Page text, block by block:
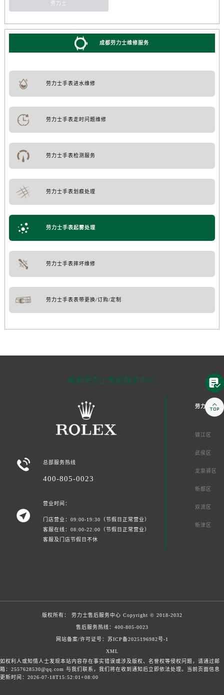
劳力士
成都劳力士维修服务
劳力士手表进水维修
劳力士手表走时问题维修
劳力士手表检测服务
劳力士手表划痕处理
劳力士手表起雾处理
劳力士手表摔坏维修
劳力士手表表带更换/订购/定制
成都劳力士售后服务中心
 总部服务热线
400-805-0023

营业时间：
门店营业：09:00-19:30（节假日正常营业）
客服在线：08:00-22:00（节假日正常营业）
客服及门店节假日不休
劳力士成都
锦江区
武侯区
龙泉驿区
新都区
双流区
新津区
版权所有： 劳力士售后服务中心 Copyright © 2018-2032
售后服务热线： 400-805-0023
网站备案/许可证号：苏ICP备2025196982号-1
XML
如权利人或知情人士发现本站内容存在事实错误或涉及版权、名誉权等侵权问题，请通过邮
箱：2557628530@qq.com 与我们联系，我们将在收到通知后立即依法处理。当前页面信息
更新时间：2026-07-18T15:52:01+08:00

